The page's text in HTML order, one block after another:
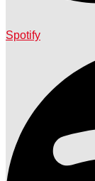
Spotify